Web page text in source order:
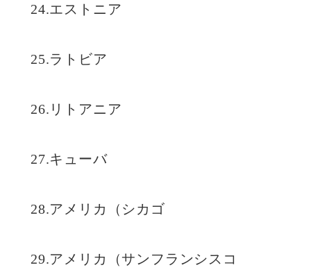
24.エストニア
25.ラトビア
26.リトアニア
27.キューバ
28.アメリカ（シカゴ
29.アメリカ（サンフランシスコ